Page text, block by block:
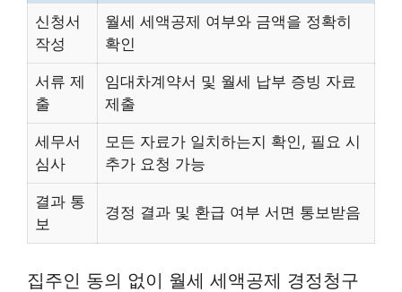
신청서
작성
월세 세액공제 여부와 금액을 정확히
확인
서류 제
출
임대차계약서 및 월세 납부 증빙 자료
제출
세무서
심사
모든 자료가 일치하는지 확인, 필요 시
추가 요청 가능
결과 통
보
경정 결과 및 환급 여부 서면 통보받음
집주인 동의 없이 월세 세액공제 경정청구